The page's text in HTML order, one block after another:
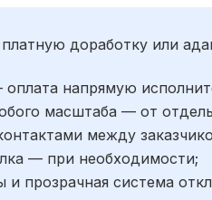
доработку или
напрямую
масштаба — от
между
— при необходимости;
и прозрачная система